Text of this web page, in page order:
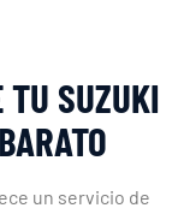
TU SUZUKI
un servicio de